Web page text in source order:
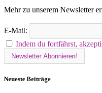
Mehr zu unserem Newsletter
E-Mail:
Indem du fortfährst,
Neueste Beiträge